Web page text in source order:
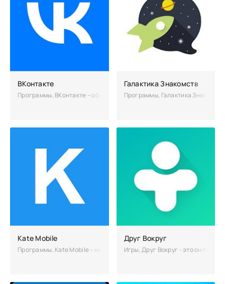
ВКонтакте
Программы, ВКонтакте – обновленная версия популярного
Галактика Знакомств
Программы, Галактика
Kate Mobile
Программы, Kate Mobile – неофициальное приложение, позволяющее
Друг Вокруг
Игры, Друг Вокруг - это онлайн-